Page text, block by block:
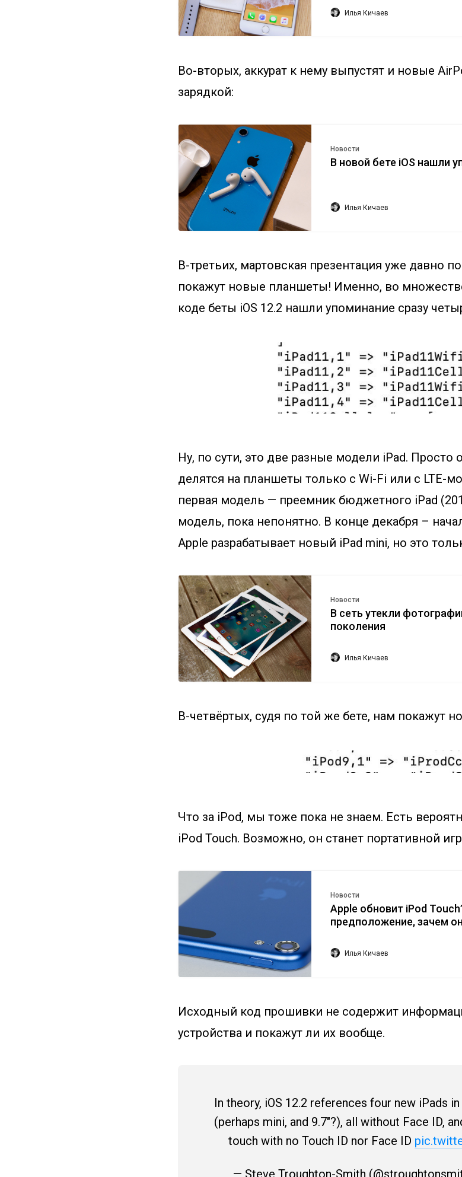
Илья Кичаев
Во-вторых, аккурат к нему выпустят и новые
зарядкой:
Новости
В новой бете iOS нашли
Илья Кичаев
В-третьих, мартовская презентация уже давно
покажут новые планшеты! Именно, во
коде беты iOS 12.2 нашли упоминание сразу
Ну, по сути, это две разные модели iPad. Просто
делятся на планшеты только с Wi-Fi или с LTE-
первая модель — преемник бюджетного iPad
модель, пока непонятно. В конце декабря –
Apple разрабатывает новый iPad mini, но это
Новости
В сеть утекли
поколения
Илья Кичаев
В-четвёртых, судя по той же бете, нам покажут
Что за iPod, мы тоже пока не знаем. Есть
iPod Touch. Возможно, он станет портативной
Новости
Apple обновит iPod
предположение, зачем
Илья Кичаев
Исходный код прошивки не содержит
устройства и покажут ли их вообще.
In theory, iOS 12.2 references four new iPads
(perhaps mini, and 9.7"?), all without Face ID,
touch with no Touch ID nor Face ID
— Steve Troughton-Smith